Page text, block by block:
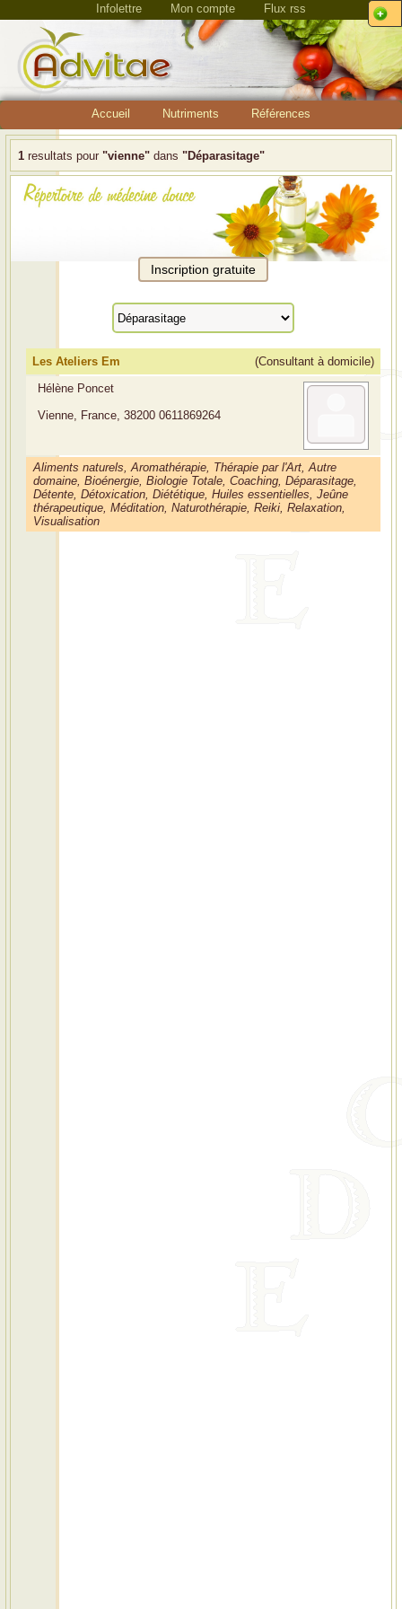
Infolettre Mon compte Flux rss
Accueil Nutriments Références
1 resultats pour "vienne" dans "Déparasitage"
Les Ateliers Em
(Consultant à domicile)
Hélène Poncet
Vienne, France, 38200 0611869264
Aliments naturels, Aromathérapie, Thérapie par l'Art, Autre
domaine, Bioénergie, Biologie Totale, Coaching, Déparasitage,
Détente, Détoxication, Diététique, Huiles essentielles, Jeûne
thérapeutique, Méditation, Naturothérapie, Reiki, Relaxation,
Visualisation